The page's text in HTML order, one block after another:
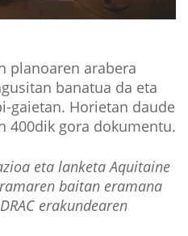
planoaren arabera
banatua da eta
gaietan. Horietan daude
400dik gora dokumentu.
eta lanketa Aquitaine
baitan eramana
erakundearen